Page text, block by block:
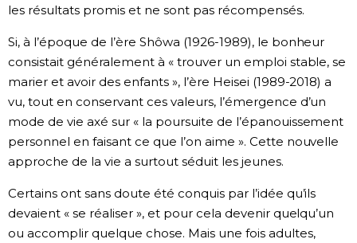
les résultats promis et ne sont pas récompensés.
Si, à l’époque de l’ère Shôwa (1926-1989), le bonheur
consistait généralement à « trouver un emploi stable, se
marier et avoir des enfants », l’ère Heisei (1989-2018) a
vu, tout en conservant ces valeurs, l’émergence d’un
mode de vie axé sur « la poursuite de l’épanouissement
personnel en faisant ce que l’on aime ». Cette nouvelle
approche de la vie a surtout séduit les jeunes.
Certains ont sans doute été conquis par l’idée qu’ils
devaient « se réaliser », et pour cela devenir quelqu’un
ou accomplir quelque chose. Mais une fois adultes,